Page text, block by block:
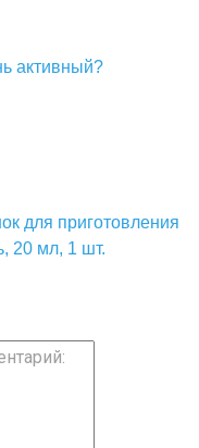
активный?
для приготовления
20 мл, 1 шт.